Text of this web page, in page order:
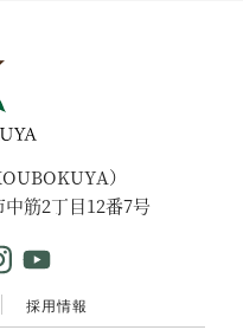
）
筋2丁目12番7号
採用情報